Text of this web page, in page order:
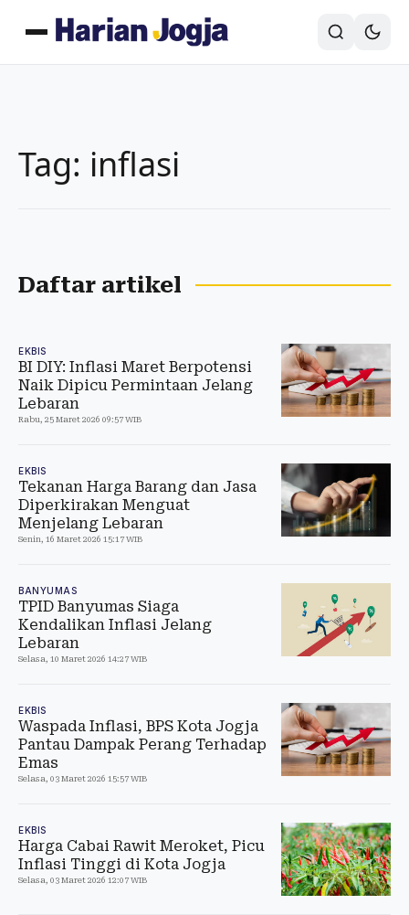
Tag: inflasi
Daftar artikel
EKBIS
BI DIY: Inflasi Maret Berpotensi
Naik Dipicu Permintaan Jelang
Lebaran
Rabu, 25 Maret 2026 09:57 WIB
EKBIS
Tekanan Harga Barang dan Jasa
Diperkirakan Menguat
Menjelang Lebaran
Senin, 16 Maret 2026 15:17 WIB
BANYUMAS
TPID Banyumas Siaga
Kendalikan Inflasi Jelang
Lebaran
Selasa, 10 Maret 2026 14:27 WIB
EKBIS
Waspada Inflasi, BPS Kota Jogja
Pantau Dampak Perang Terhadap
Emas
Selasa, 03 Maret 2026 15:57 WIB
EKBIS
Harga Cabai Rawit Meroket, Picu
Inflasi Tinggi di Kota Jogja
Selasa, 03 Maret 2026 12:07 WIB